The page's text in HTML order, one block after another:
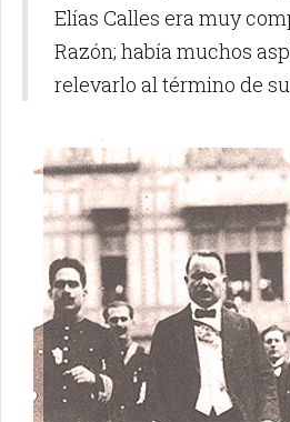
Elías Calles era muy
Razón; había muchos
relevarlo al término de